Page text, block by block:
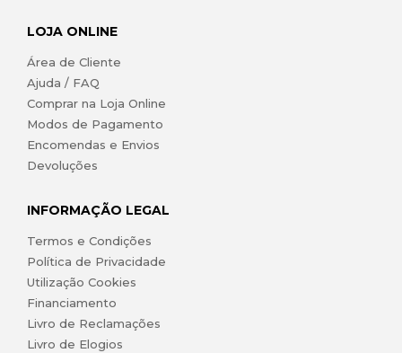
LOJA ONLINE
Área de Cliente
Ajuda / FAQ
Comprar na Loja Online
Modos de Pagamento
Encomendas e Envios
Devoluções
INFORMAÇÃO LEGAL
Termos e Condições
Política de Privacidade
Utilização Cookies
Financiamento
Livro de Reclamações
Livro de Elogios